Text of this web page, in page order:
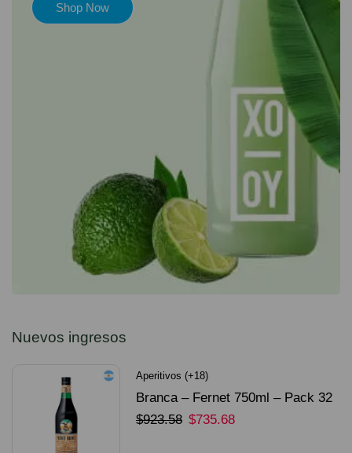
Shop Now
Nuevos ingresos
Aperitivos (+18)
Branca – Fernet 750ml – Pack 32
Unidades
$923.58 $735.68